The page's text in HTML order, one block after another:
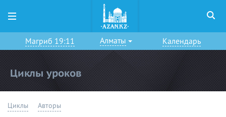
Магриб 19:11 Алматы Календарь
Циклы уроков
Циклы Авторы